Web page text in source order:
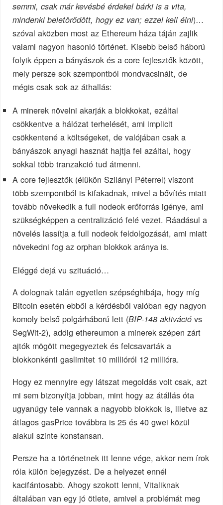
semmi, csak már kevésbé érdekel bárki is a vita,
mindenki beletörődött, hogy ez van; ezzel kell élni)…
szóval aközben most az Ethereum háza táján zajlik
valami nagyon hasonló történet. Kisebb belső háború
folyik éppen a bányászok és a core fejlesztők között,
mely persze sok szempontból mondvacsinált, de
mégis csak sok az áthallás:
A minerek növelni akarják a blokkokat, ezáltal
csökkentve a hálózat terhelését, ami implicit
csökkentené a költségeket, de valójában csak a
bányászok anyagi hasznát hajtja fel azáltal, hogy
sokkal több tranzakció tud átmenni.
A core fejlesztők (élükön Szilányi Péterrel) viszont
több szempontból is kifakadnak, mivel a bővítés miatt
tovább növekedik a full nodeok erőforrás igénye, ami
szükségképpen a centralizáció felé vezet. Ráadásul a
növelés lassítja a full nodeok feldolgozását, ami miatt
növekedni fog az orphan blokkok aránya is.
Eléggé dejá vu szituáció…
A dolognak talán egyetlen szépséghibája, hogy míg
Bitcoin esetén ebből a kérdésből valóban egy nagyon
komoly belső polgárháború lett (BIP-148 aktiváció vs
SegWit-2), addig ethereumon a minerek szépen zárt
ajtók mögött megegyeztek és felcsavarták a
blokkonkénti gaslimitet 10 millióról 12 millióra.
Hogy ez mennyire egy látszat megoldás volt csak, azt
mi sem bizonyítja jobban, mint hogy az átállás óta
ugyanúgy tele vannak a nagyobb blokkok is, illetve az
átlagos gasPrice továbbra is 25 és 40 gwei közül
alakul szinte konstansan.
Persze ha a történetnek itt lenne vége, akkor nem írok
róla külön bejegyzést. De a helyezet ennél
kacifántosabb. Ahogy szokott lenni, Vitaliknak
általában van egy jó ötlete, amivel a problémát meg